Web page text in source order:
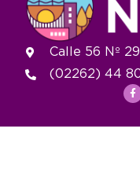
Calle 56 Nº
(02262) 44